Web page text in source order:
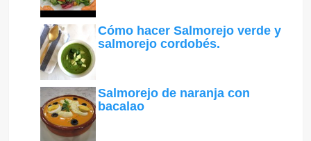
Cómo hacer Salmorejo verde y
salmorejo cordobés.
Salmorejo de naranja con
bacalao